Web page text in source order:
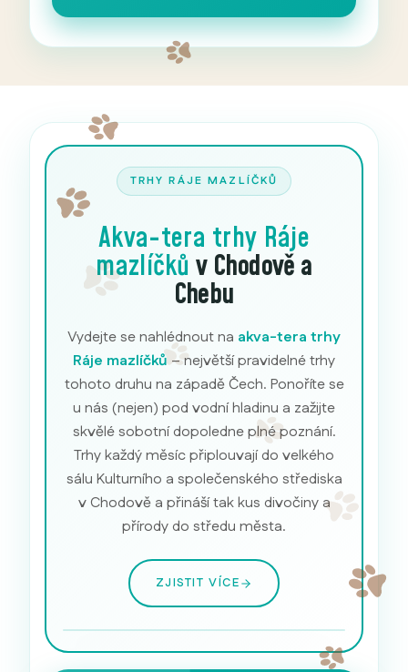
TRHY RÁJE MAZLÍČKŮ
Akva-tera trhy Ráje
mazlíčků v Chodově a
Chebu
Vydejte se nahlédnout na akva-tera trhy
Ráje mazlíčků– největší pravidelné trhy
tohoto druhu na západě Čech. Ponoříte se
u nás (nejen) pod vodní hladinu a zažijte
skvělé sobotní dopoledne plné poznání.
Trhy každý měsíc připlouvají do velkého
sálu Kulturního a společenského střediska
v Chodově a přináší tak kus divočiny a
přírody do středu města.
ZJISTIT VÍCE
Akvarijní ryby